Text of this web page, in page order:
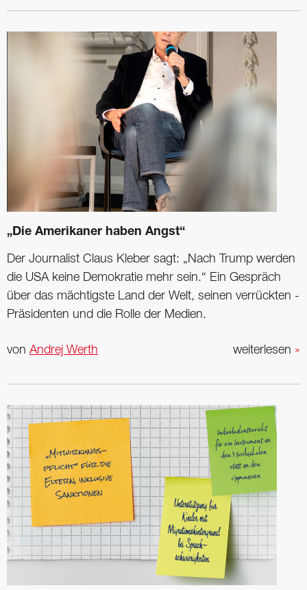
„Die Amerikaner haben Angst“
Der Journalist Claus Kleber sagt: „Nach Trump werden
die USA keine Demokratie mehr sein.“ Ein Gespräch
über das mächtigste Land der Welt, seinen verrückten ­
Präsidenten und die Rolle der Medien.
weiterlesen »
von Andrej Werth